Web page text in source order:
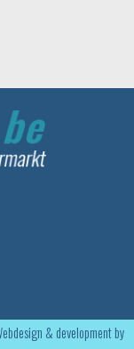
& development by